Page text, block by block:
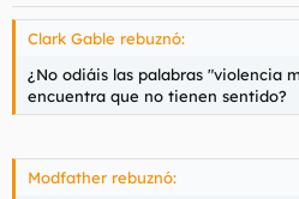
Clark Gable rebuznó:
¿No odiáis las palabras "violencia
encuentra que no tienen sentido?
Modfather rebuznó: